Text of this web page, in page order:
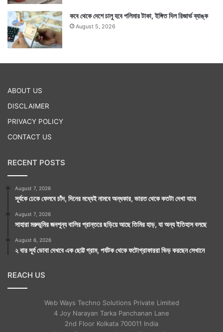
কবে থেকে দেশে চালু হবে পলিমার টাকা, ইঙ্গিত দিল রিজার্ভ ব্যাঙ্ক
August 5, 2026
ABOUT US
DISCLAIMER
PRIVACY POLICY
CONTACT US
RECENT POSTS
August 7, 2026
সূর্যকে ঢেকে ফেলবে চাঁদ, দিনের মধ্যেই নামবে অন্ধকার, ভারত থেকে কতটা দেখা যাবে
August 7, 2026
সাহারা মরুভূমির জনশূন্য বালির প্রান্তরে ছড়িয়ে আছে তিমির হাড়, যা অন্য ইতিহাস বলছে
August 6, 2026
২ বার সূর্য ডোবা দেখবে এক ছোট্ট গ্রাম, পর্যটক থেকে ফটোগ্রাফাররা ভিড় করছেন সেখানে
REACH US
Web Ways Techno Solutions Private Limited
4 Joy Narayan Tarka Panchanan Lane
2nd Floor Kolkata 700011 India